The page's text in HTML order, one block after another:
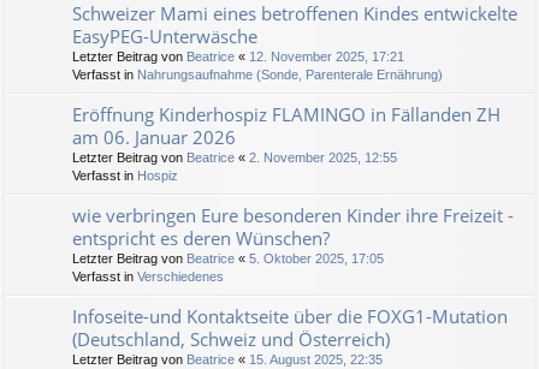
Schweizer Mami eines betroffenen Kindes entwickelte
EasyPEG-Unterwäsche
Letzter Beitrag von Beatrice « 12. November 2025, 17:21
Verfasst in Nahrungsaufnahme (Sonde, Parenterale Ernährung)
Eröffnung Kinderhospiz FLAMINGO in Fällanden ZH
am 06. Januar 2026
Letzter Beitrag von Beatrice « 2. November 2025, 12:55
Verfasst in Hospiz
wie verbringen Eure besonderen Kinder ihre Freizeit -
entspricht es deren Wünschen?
Letzter Beitrag von Beatrice « 5. Oktober 2025, 17:05
Verfasst in Verschiedenes
Infoseite-und Kontaktseite über die FOXG1-Mutation
(Deutschland, Schweiz und Österreich)
Letzter Beitrag von Beatrice « 15. August 2025, 22:35